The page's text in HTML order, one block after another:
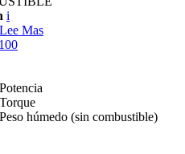
i
Lee Mas
Potencia
Torque
Peso húmedo (sin combustible)